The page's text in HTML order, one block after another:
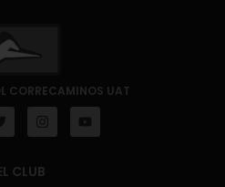
CORRECAMINOS UAT
CLUB